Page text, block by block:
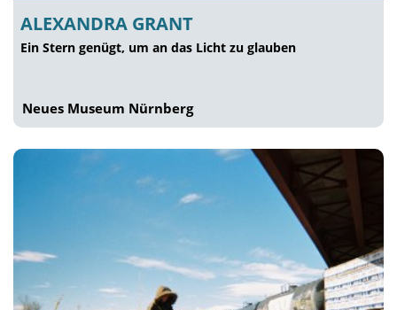
ALEXANDRA GRANT
Ein Stern genügt, um an das Licht zu glauben
Neues Museum Nürnberg